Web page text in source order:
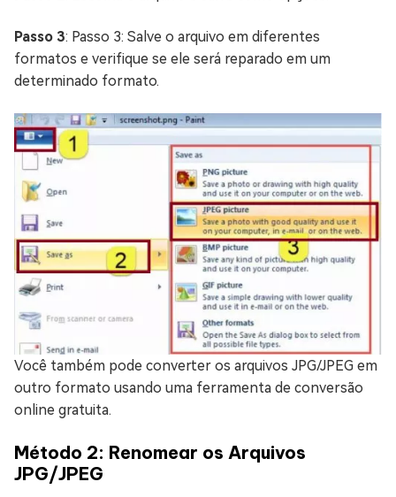
Passo 3: Passo 3: Salve o arquivo em diferentes
formatos e verifique se ele será reparado em um
determinado formato.
Você também pode converter os arquivos JPG/JPEG em
outro formato usando uma ferramenta de conversão
online gratuita.
Método 2: Renomear os Arquivos
JPG/JPEG